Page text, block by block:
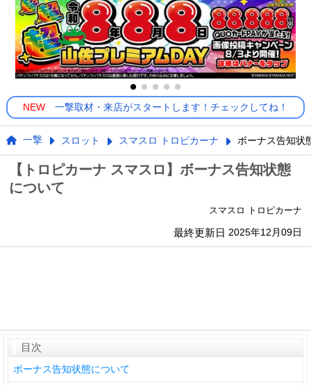
NEW 一撃取材・来店がスタートします！チェックしてね！
一撃 スロット スマスロ トロピカーナ ボーナス告知状
【トロピカーナ スマスロ】ボーナス告知状態
について
スマスロ トロピカーナ
最終更新日 2025年12月09日
目次
ボーナス告知状態について